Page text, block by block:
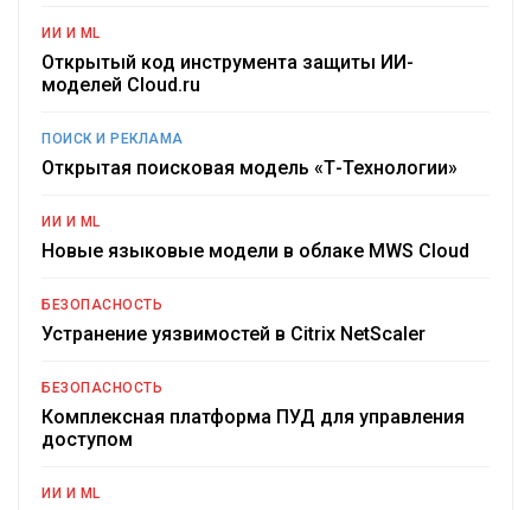
ИИ И ML
Открытый код инструмента защиты ИИ-
моделей Cloud.ru
ПОИСК И РЕКЛАМА
Открытая поисковая модель «Т-Технологии»
ИИ И ML
Новые языковые модели в облаке MWS Cloud
БЕЗОПАСНОСТЬ
Устранение уязвимостей в Citrix NetScaler
БЕЗОПАСНОСТЬ
Комплексная платформа ПУД для управления
доступом
ИИ И ML